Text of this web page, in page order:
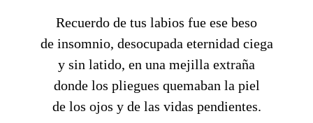
Recuerdo de tus labios fue ese beso
de insomnio, desocupada eternidad ciega
y sin latido, en una mejilla extraña
donde los pliegues quemaban la piel
de los ojos y de las vidas pendientes.